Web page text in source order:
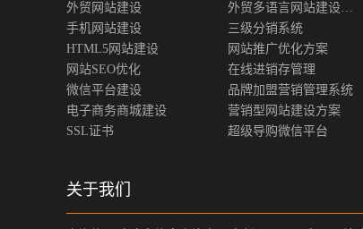
外贸网站建设
手机网站建设
HTML5网站建设
网站SEO优化
微信平台建设
电子商务商城建设
SSL证书
外贸多语言网站建设方案
三级分销系统
网站推广优化方案
在线进销存管理
品牌加盟营销管理系统
营销型网站建设方案
超级导购微信平台
关于我们